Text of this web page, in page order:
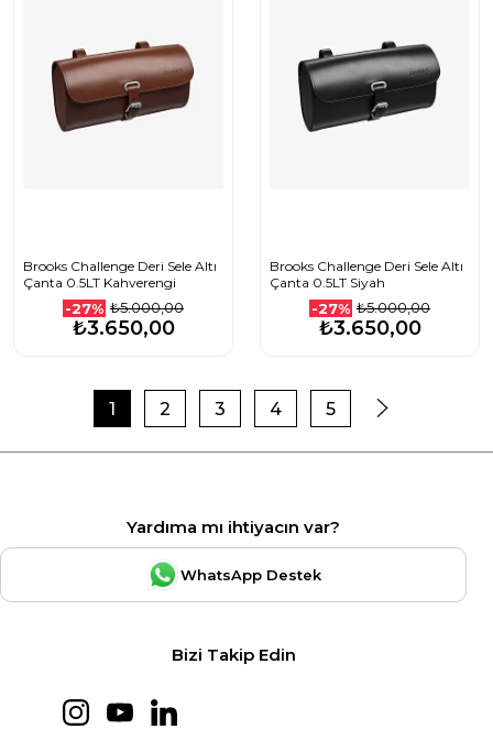
Brooks Challenge Deri Sele Altı
Çanta 0.5LT Kahverengi
-27% ₺5.000,00
₺3.650,00
Brooks Challenge Deri Sele Altı
Çanta 0.5LT Siyah
-27% ₺5.000,00
₺3.650,00
1 2 3 4 5
Yardıma mı ihtiyacın var?
WhatsApp Destek
Bizi Takip Edin